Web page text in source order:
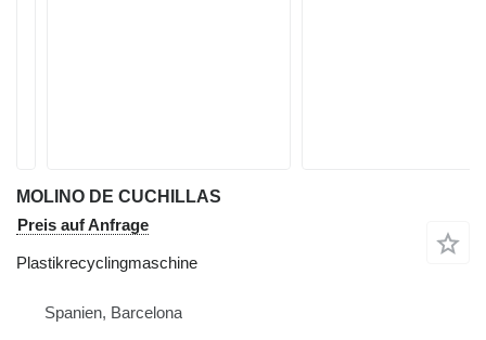
MOLINO DE CUCHILLAS
Preis auf Anfrage
Plastikrecyclingmaschine
Spanien, Barcelona